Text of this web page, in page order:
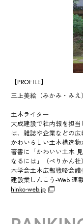
【PROFILE】
三上美絵（みかみ・みえ
土木ライター
大成建設で社内報を担
は、雑誌や企業などの
かわいらしい土木構造物
著書に「かわいい土木
なるには」（ぺりかん
木学会土木広報戦略会議
建設業しんこう-Web 連
hinko-web.jp